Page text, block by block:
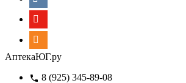
АптекаЮГ.ру
8 (925) 345-89-08